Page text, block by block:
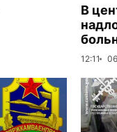
В
12:11